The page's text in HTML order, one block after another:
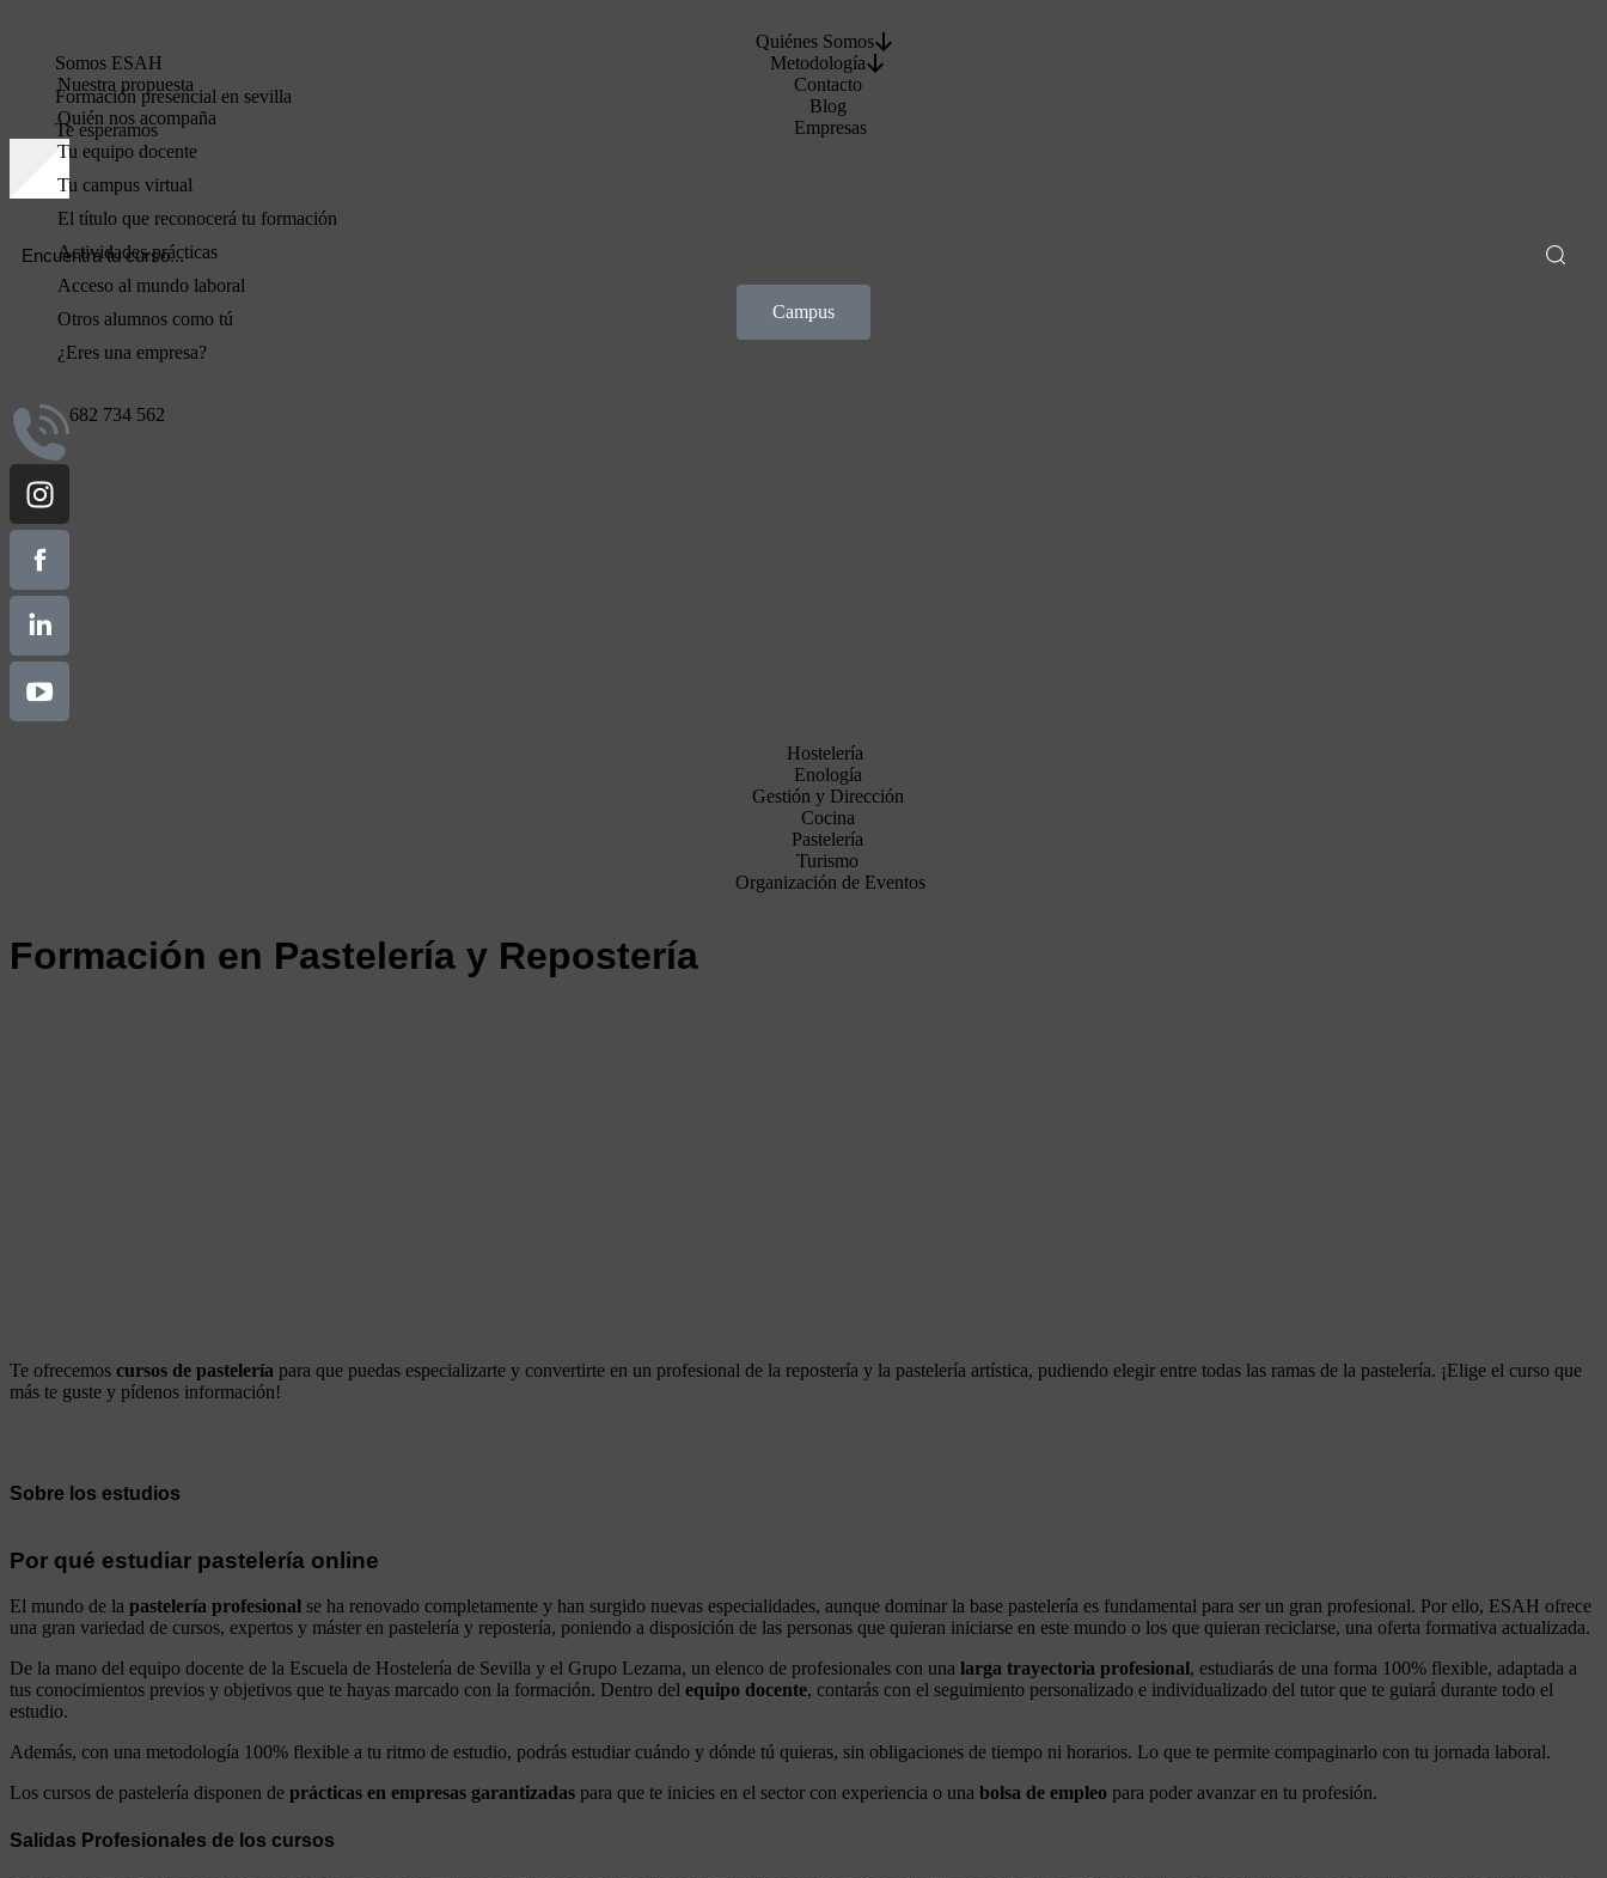
Quiénes Somos
Somos ESAH
Formación presencial en sevilla
Te esperamos
Metodología
Nuestra propuesta
Quién nos acompaña
Tu equipo docente
Tu campus virtual
El título que reconocerá tu formación
Actividades prácticas
Acceso al mundo laboral
Otros alumnos como tú
¿Eres una empresa?
Contacto
Blog
Empresas
Campus
682 734 562
Hostelería
Enología
Gestión y Dirección
Cocina
Pastelería
Turismo
Organización de Eventos
Formación en Pastelería y Repostería
Te ofrecemos cursos de pastelería para que puedas especializarte y convertirte en un profesional de la repostería y la pastelería artística, pudiendo elegir entre todas las ramas de la pastelería. ¡Elige el curso que
más te guste y pídenos información!
Sobre los estudios
Por qué estudiar pastelería online
El mundo de la pastelería profesional se ha renovado completamente y han surgido nuevas especialidades, aunque dominar la base pastelería es fundamental para ser un gran profesional. Por ello, ESAH ofrece
una gran variedad de cursos, expertos y máster en pastelería y repostería, poniendo a disposición de las personas que quieran iniciarse en este mundo o los que quieran reciclarse, una oferta formativa actualizada.
De la mano del equipo docente de la Escuela de Hostelería de Sevilla y el Grupo Lezama, un elenco de profesionales con una larga trayectoria profesional, estudiarás de una forma 100% flexible, adaptada a
tus conocimientos previos y objetivos que te hayas marcado con la formación. Dentro del equipo docente, contarás con el seguimiento personalizado e individualizado del tutor que te guiará durante todo el
estudio.
Además, con una metodología 100% flexible a tu ritmo de estudio, podrás estudiar cuándo y dónde tú quieras, sin obligaciones de tiempo ni horarios. Lo que te permite compaginarlo con tu jornada laboral.
Los cursos de pastelería disponen de prácticas en empresas garantizadas para que te inicies en el sector con experiencia o una bolsa de empleo para poder avanzar en tu profesión.
Salidas Profesionales de los cursos